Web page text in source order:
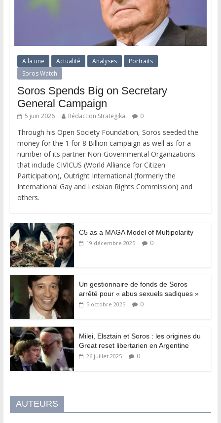
A la une Actualité Analyses
Portraits
Soros Watch
Soros Spends Big on Secretary
General Campaign
5 juin 2026 Rédaction Strategika 0
Through his Open Society Foundation, Soros seeded the
money for the 1 for 8 Billion campaign as well as for a
number of its partner Non-Governmental Organizations
that include CIVICUS (World Alliance for Citizen
Participation), Outright International (formerly the
International Gay and Lesbian Rights Commission) and
others.
C5 as a MAGA Model of Multipolarity
19 décembre 2025 0
Un gestionnaire de fonds de Soros
arrêté pour « abus sexuels sadiques »
5 octobre 2025 0
Milei, Elsztain et Soros : les origines du
Great reset libertarien en Argentine
26 juillet 2025 0
AUTEURS